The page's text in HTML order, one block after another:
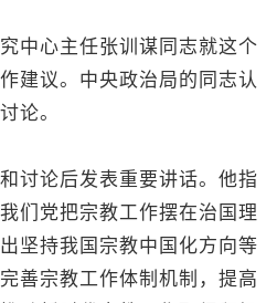
心主任张训谋同志就这个
建议。中央政治局的同志认
论。
论后发表重要讲话。他指
们党把宗教工作摆在治国理
坚持我国宗教中国化方向等
善宗教工作体制机制，提高